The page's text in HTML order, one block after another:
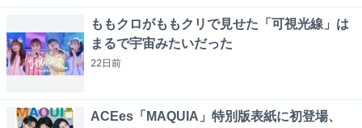
ももクロがももクリで見せた「可視光線」は
まるで宇宙みたいだった
22日前
ACEes「MAQUIA」特別版表紙に初登場、